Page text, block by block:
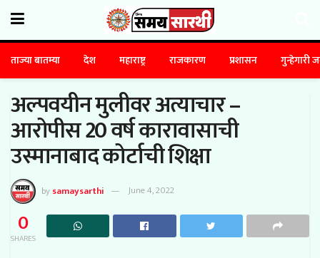
ताज्या बातम्या देश महाराष्ट्र राजकारण प्रशासन गुन्हेगारी
अल्पवयीन मुलीवर अत्याचार –
आरोपीस 20 वर्ष कारावासाची
उस्मानाबाद कोर्टाची शिक्षा
bysamaysarthi June 4, 2022
0
SHARES